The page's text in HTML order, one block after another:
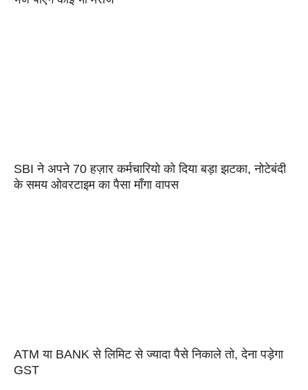
SBI ने अपने 70 हज़ार कर्मचारियो को दिया बड़ा झटका, नोटेबंदी
के समय ओवरटाइम का पैसा माँगा वापस
ATM या BANK से लिमिट से ज्यादा पैसे निकाले तो, देना पड़ेगा
GST